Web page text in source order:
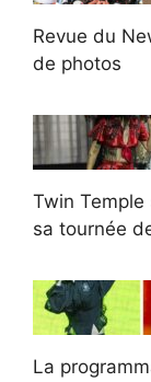
Revue du
de photos
Twin
sa tournée
La